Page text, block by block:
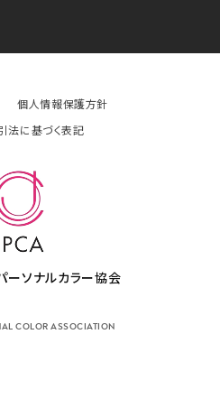
個人情報保護方針
法に基づく表記
ーソナルカラー協会
COLOR ASSOCIATION